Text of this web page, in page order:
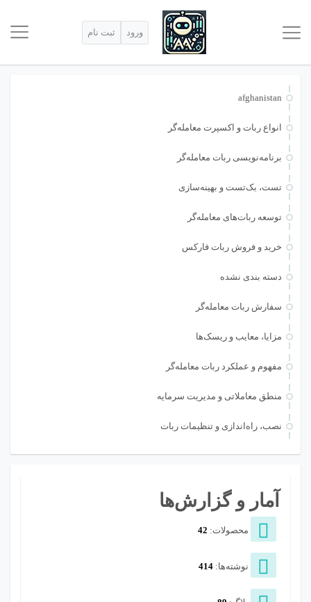
ورود ثبت نام
afghanistan
انواع ربات و اکسپرت معامله‌گر
برنامه‌نویسی ربات معامله‌گر
تست، بک‌تست و بهینه‌سازی
توسعه ربات‌های معامله‌گر
خرید و فروش ربات فارکس
دسته بندی نشده
سفارش ربات معامله‌گر
مزایا، معایب و ریسک‌ها
مفهوم و عملکرد ربات معامله‌گر
منطق معاملاتی و مدیریت سرمایه
نصب، راه‌اندازی و تنظیمات ربات
آمار و گزارش‌ها
محصولات: 42
نوشته‌ها: 414